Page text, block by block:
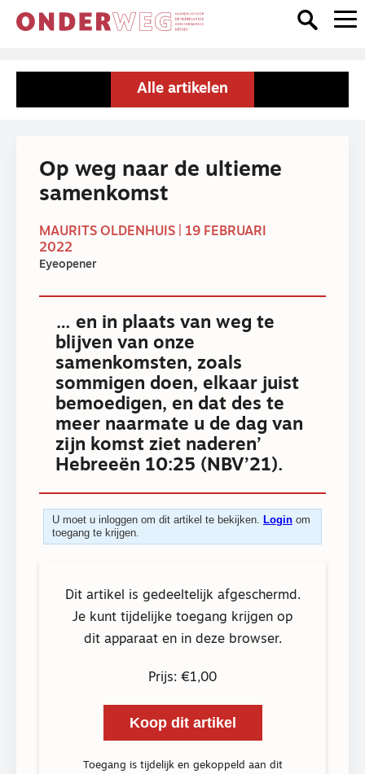
Alle artikelen
Op weg naar de ultieme
samenkomst
MAURITS OLDENHUIS | 19 FEBRUARI
2022
Eyeopener
… en in plaats van weg te
blijven van onze
samenkomsten, zoals
sommigen doen, elkaar juist
bemoedigen, en dat des te
meer naarmate u de dag van
zijn komst ziet naderen’
Hebreeën 10:25 (NBV’21).
U moet u inloggen om dit artikel te bekijken. Login om
toegang te krijgen.
Dit artikel is gedeeltelijk afgeschermd.
Je kunt tijdelijke toegang krijgen op
dit apparaat en in deze browser.
Prijs: €1,00
Koop dit artikel
Toegang is tijdelijk en gekoppeld aan dit